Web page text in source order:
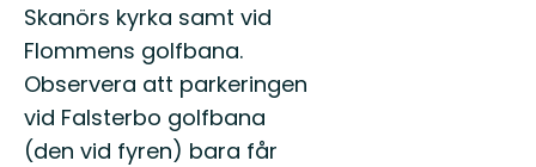
Skanörs kyrka samt vid
Flommens golfbana.
Observera att parkeringen
vid Falsterbo golfbana
(den vid fyren) bara får